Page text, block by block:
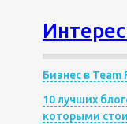
Бизнес в Team
10 лучших
которыми